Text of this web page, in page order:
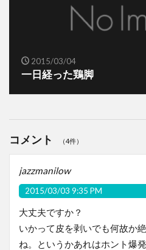
2015/03/04
一日経った鶏脚
コメント （4件）
jazzmanilow
2015/03/03 9:35 PM
大丈夫ですか？
いかって皮を剥いでも何故か
ね。というかあれはホント爆発